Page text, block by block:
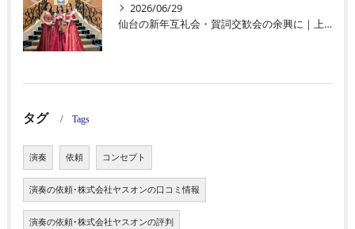
2026/06/29
仙台の新年互礼会・賀詞交歓会の余興に｜上品であたたかい生演奏・オペラ演出
タグ Tags
演奏 依頼 コンセプト
演奏の依頼･株式会社ヤスオンの口コミ情報
演奏の依頼･株式会社ヤスオンの評判